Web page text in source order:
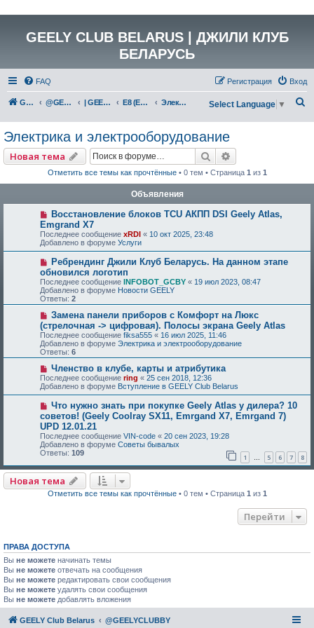
GEELY CLUB BELARUS | ДЖИЛИ КЛУБ
БЕЛАРУСЬ
FAQ Вход
Регистрация
GEELY Club Belarus @GEELYCLUBBY | GEELY EV E8 (E171) Электрика и электрооборудование Select Language ▼
Электрика и электрооборудование
Новая тема Поиск
Отметить все темы как прочтённые• 0 тем • Страница 1 из 1
Объявления
Восстановление блоков TCU АКПП DSI Geely Atlas,
Emgrand X7
Последнее сообщение xRDI « 10 окт 2025, 23:48
Добавлено в форуме Услуги
Ребрендинг Джили Клуб Беларусь. На данном этапе
обновился логотип
Последнее сообщение INFOBOT_GCBY « 19 июл 2023, 08:47
Добавлено в форуме Новости GEELY
Ответы: 2
Замена панели приборов с Комфорт на Люкс
(стрелочная -> цифровая). Полосы экрана Geely Atlas
Последнее сообщение fiksa555 « 16 июл 2025, 11:46
Добавлено в форуме Электрика и электрооборудование
Ответы: 6
Членство в клубе, карты и атрибутика
Последнее сообщение ring « 25 сен 2018, 12:36
Добавлено в форуме Вступление в GEELY Club Belarus
Что нужно знать при покупке Geely Atlas у дилера? 10
советов! (Geely Coolray SX11, Emrgand X7, Emrgand 7)
UPD 12.01.21
Последнее сообщение VIN-code « 20 сен 2023, 19:28
Добавлено в форуме Советы бывалых
Ответы: 109 1 … 5 6 7 8
Новая тема
Отметить все темы как прочтённые• 0 тем • Страница 1 из 1
Перейти
ПРАВА ДОСТУПА
Вы не можете начинать темы
Вы не можете отвечать на сообщения
Вы не можете редактировать свои сообщения
Вы не можете удалять свои сообщения
Вы не можете добавлять вложения
GEELY Club Belarus @GEELYCLUBBY